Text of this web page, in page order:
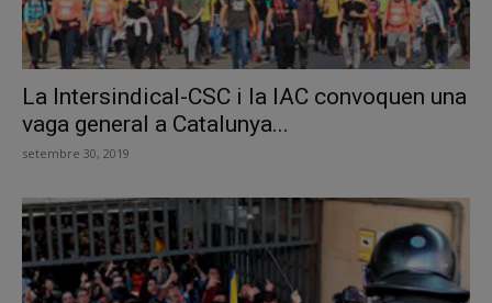
La Intersindical-CSC i la IAC convoquen una
vaga general a Catalunya...
setembre 30, 2019